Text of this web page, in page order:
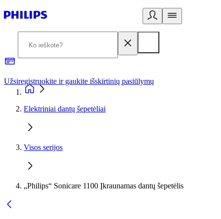
Užsiregistruokite ir gaukite išskirtinių pasiūlymų
Elektriniai dantų šepetėliai
Visos serijos
„Philips“ Sonicare 1100 Įkraunamas dantų šepetėlis